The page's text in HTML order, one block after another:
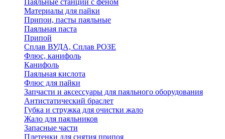
Паяльные станции с феном
Материалы для пайки
Припои, пасты паяльные
Паяльная паста
Припой
Сплав ВУДА, Сплав РОЗЕ
Флюс, канифоль
Канифоль
Паяльная кислота
Флюс для пайки
Запчасти и аксессуары для паяльного оборудования
Антистатический браслет
Губка и стружка для очистки жало
Жало для паяльников
Запасные части
Плетенки для снятия припоя